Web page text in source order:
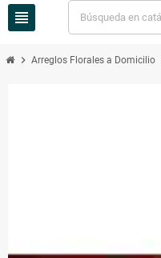
view_headline
chevron_right Arreglos Florales a Domicilio